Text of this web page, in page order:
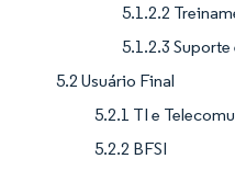
5.1.2.2
5.1.2.3
5.2 Usuário Final
5.2.1 TI e
5.2.2 BFSI